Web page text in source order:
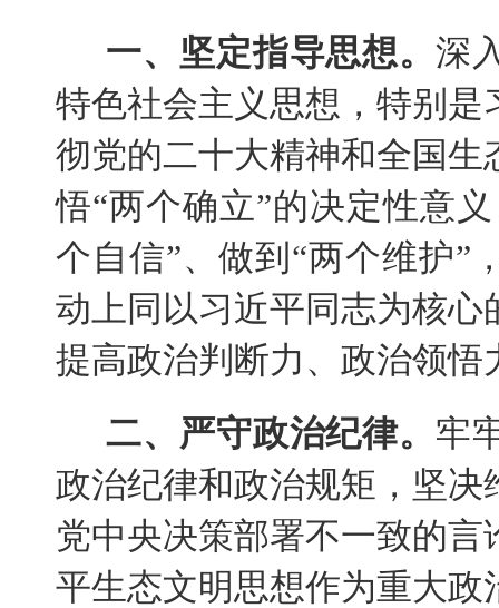
一、坚定指导思想。 深
特色社会主义思想，特别
彻党的二十大精神和全国
悟“两个确立”的决定性意
个自信”、做到“两个维护”
动上同以习近平同志为核
提高政治判断力、政治领悟
二、严守政治纪律。 牢
政治纪律和政治规矩，坚
党中央决策部署不一致的
平生态文明思想作为重大